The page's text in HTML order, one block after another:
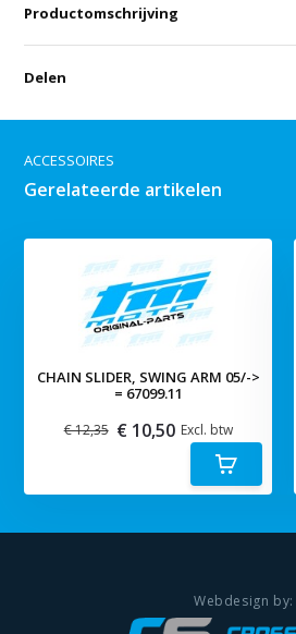
Productomschrijving
Delen
ACCESSOIRES
Gerelateerde artikelen
CHAIN SLIDER, SWING ARM 05/->
= 67099.11
€ 12,35 € 10,50 Excl. btw